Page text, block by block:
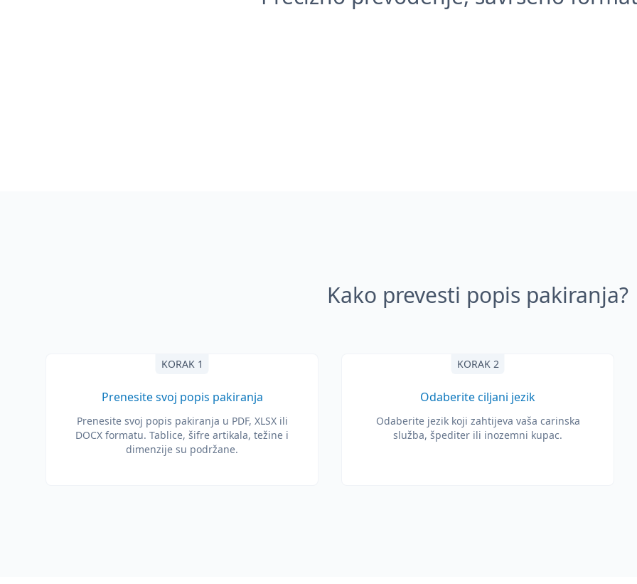
Kako prevesti popis pakiranja?
KORAK 1
Prenesite svoj popis pakiranja
Prenesite svoj popis pakiranja u PDF, XLSX ili
DOCX formatu. Tablice, šifre artikala, težine i
dimenzije su podržane.
KORAK 2
Odaberite ciljani jezik
Odaberite jezik koji zahtijeva vaša carinska
služba, špediter ili inozemni kupac.